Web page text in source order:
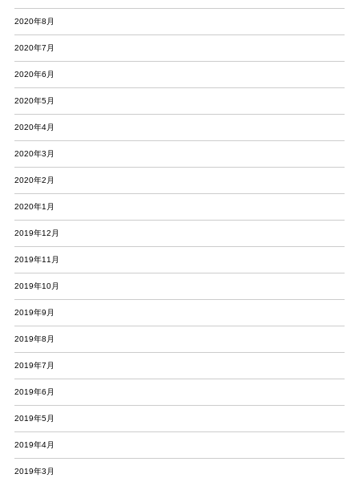
2020年8月
2020年7月
2020年6月
2020年5月
2020年4月
2020年3月
2020年2月
2020年1月
2019年12月
2019年11月
2019年10月
2019年9月
2019年8月
2019年7月
2019年6月
2019年5月
2019年4月
2019年3月